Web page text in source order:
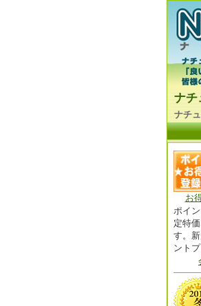
ナチ
ナチ
お
ポイ
定特
す。
ント